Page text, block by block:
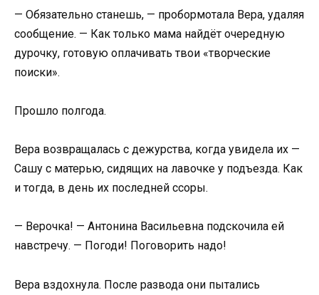
— Обязательно станешь, — пробормотала Вера, удаляя
сообщение. — Как только мама найдёт очередную
дурочку, готовую оплачивать твои «творческие
поиски».
Прошло полгода.
Вера возвращалась с дежурства, когда увидела их —
Сашу с матерью, сидящих на лавочке у подъезда. Как
и тогда, в день их последней ссоры.
— Верочка! — Антонина Васильевна подскочила ей
навстречу. — Погоди! Поговорить надо!
Вера вздохнула. После развода они пытались